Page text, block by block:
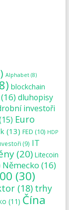
Alphabet(8)
blockchain
dluhopisy
investoři
Euro
(13) FED (10) HDP
(9) IT
(20) Litecoin
Německo (16)
(30)
(18) trhy
(11) Čína